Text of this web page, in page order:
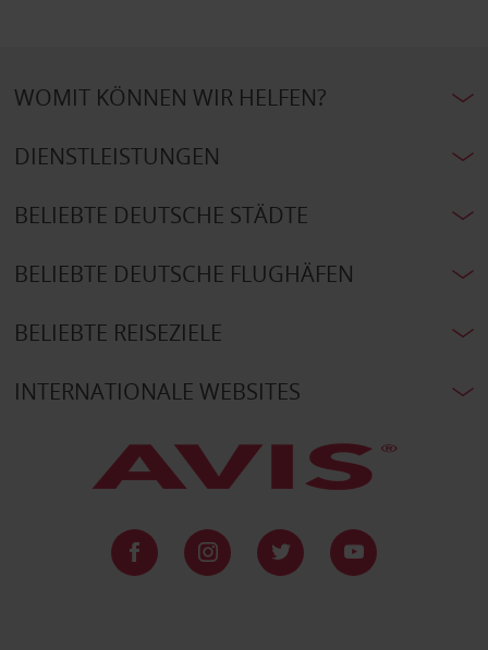
WOMIT KÖNNEN WIR HELFEN?
DIENSTLEISTUNGEN
BELIEBTE DEUTSCHE STÄDTE
BELIEBTE DEUTSCHE FLUGHÄFEN
BELIEBTE REISEZIELE
INTERNATIONALE WEBSITES